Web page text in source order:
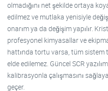
olmadığını net şekilde ortaya
edilmez ve mutlaka yenisiyle
onarım ya da değişim yapılır.
profesyonel kimyasallar ve
hattında tortu varsa, tüm sistem
elde edilemez. Güncel SCR
kalibrasyonla çalışmasını
geçer.